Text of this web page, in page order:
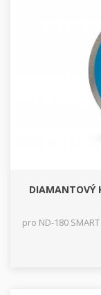
DIAMANTOVÝ
pro ND-180 SMART